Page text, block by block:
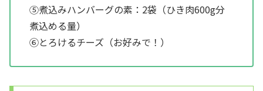
⑤煮込みハンバーグの素：2袋（ひき肉600g分
煮込める量）
⑥とろけるチーズ（お好みで！）